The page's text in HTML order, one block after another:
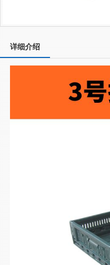
详细介绍